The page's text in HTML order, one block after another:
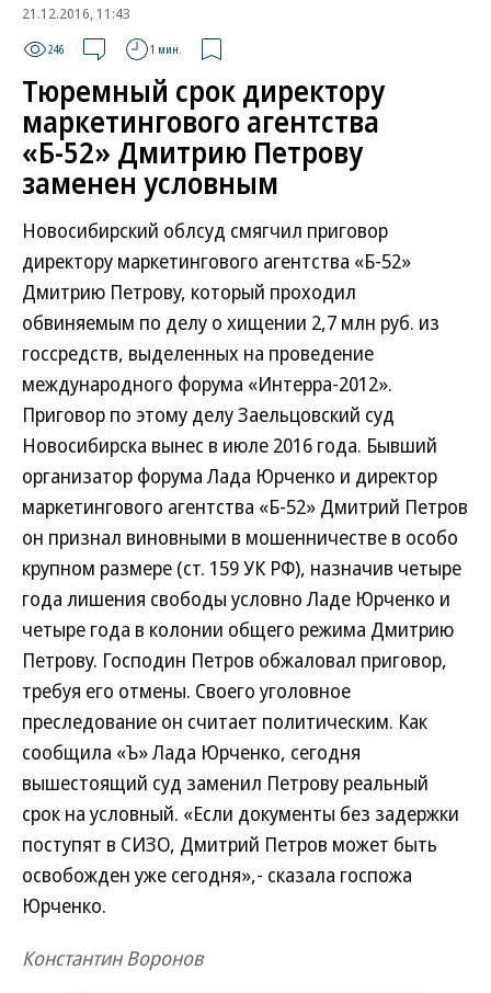
21.12.2016, 11:43
246 1 мин.
Тюремный срок директору
маркетингового агентства
«Б-52» Дмитрию Петрову
заменен условным
Новосибирский облсуд смягчил приговор
директору маркетингового агентства «Б-52»
Дмитрию Петрову, который проходил
обвиняемым по делу о хищении 2,7 млн руб. из
госсредств, выделенных на проведение
международного форума «Интерра-2012».
Приговор по этому делу Заельцовский суд
Новосибирска вынес в июле 2016 года. Бывший
организатор форума Лада Юрченко и директор
маркетингового агентства «Б-52» Дмитрий Петров
он признал виновными в мошенничестве в особо
крупном размере (ст. 159 УК РФ), назначив четыре
года лишения свободы условно Ладе Юрченко и
четыре года в колонии общего режима Дмитрию
Петрову. Господин Петров обжаловал приговор,
требуя его отмены. Своего уголовное
преследование он считает политическим. Как
сообщила «Ъ» Лада Юрченко, сегодня
вышестоящий суд заменил Петрову реальный
срок на условный. «Если документы без задержки
поступят в СИЗО, Дмитрий Петров может быть
освобожден уже сегодня»,- сказала госпожа
Юрченко.
Константин Воронов